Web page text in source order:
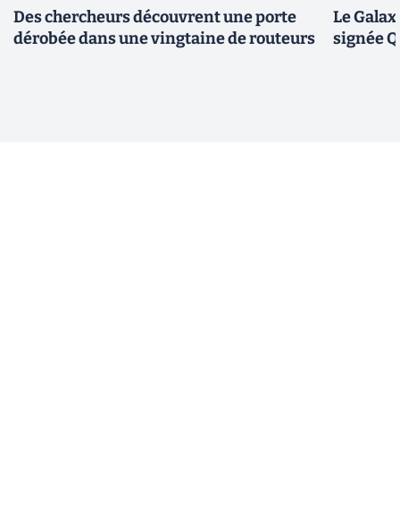
Des chercheurs découvrent une porte
dérobée dans une vingtaine de routeurs
Le
signée